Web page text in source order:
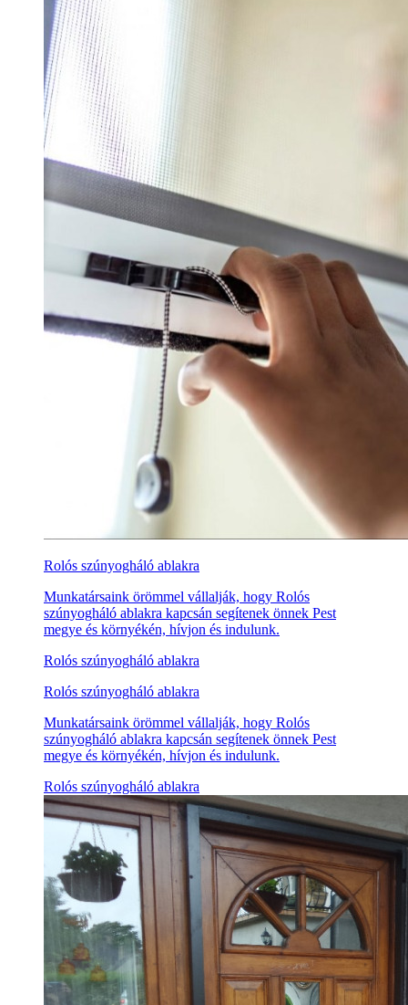
Rolós szúnyogháló ablakra
Munkatársaink örömmel vállalják, hogy Rolós
szúnyogháló ablakra kapcsán segítenek önnek Pest
megye és környékén, hívjon és indulunk.
Rolós szúnyogháló ablakra
Rolós szúnyogháló ablakra
Munkatársaink örömmel vállalják, hogy Rolós
szúnyogháló ablakra kapcsán segítenek önnek Pest
megye és környékén, hívjon és indulunk.
Rolós szúnyogháló ablakra